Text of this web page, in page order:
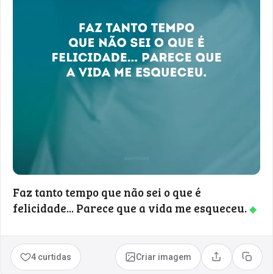
Faz tanto tempo que não sei o que é
felicidade... Parece que a vida me esqueceu.◆
4 curtidas Criar imagem Compartilhar
Copiar